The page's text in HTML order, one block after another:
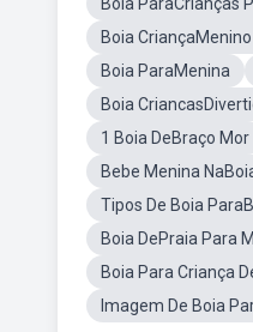
Boia CriançaMenino
Boia ParaMenina
Boia
1 Boia DeBraço Mor
Bebe Menina
Tipos De Boia
Boia DePraia Para
Boia Para Criança
Imagem De Boia